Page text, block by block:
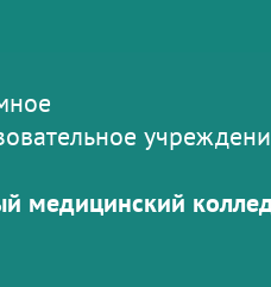
медицинский